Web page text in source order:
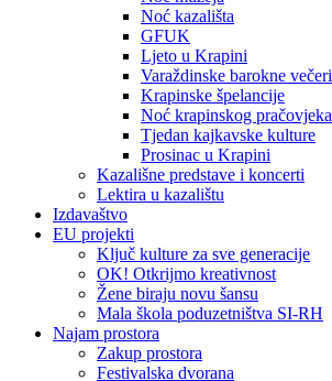
Noć kazališta
GFUK
Ljeto u Krapini
Varaždinske barokne večeri
Krapinske špelancije
Noć krapinskog pračovjeka
Tjedan kajkavske kulture
Prosinac u Krapini
Kazališne predstave i koncerti
Lektira u kazalištu
Izdavaštvo
EU projekti
Ključ kulture za sve generacije
OK! Otkrijmo kreativnost
Žene biraju novu šansu
Mala škola poduzetništva SI-RH
Najam prostora
Zakup prostora
Festivalska dvorana